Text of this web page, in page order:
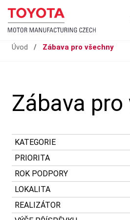
Úvod / Zábava pro všechny
Zábava
KATEGORIE
PRIORITA
ROK PODPORY
LOKALITA
REALIZÁTOR